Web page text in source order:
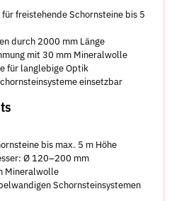
freistehende Schornsteine bis 5
durch 2000 mm Länge
mit 30 mm Mineralwolle
für langlebige Optik
einsetzbar
bis max. 5 m Höhe
Ø 120–200 mm
Mineralwolle
Schornsteinsystemen